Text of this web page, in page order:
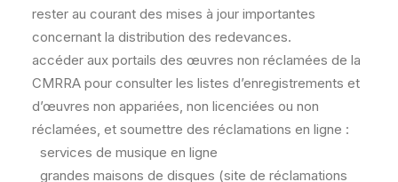
rester au courant des mises à jour importantes
concernant la distribution des redevances.
accéder aux portails des œuvres non réclamées de la
CMRRA pour consulter les listes d’enregistrements et
d’œuvres non appariées, non licenciées ou non
réclamées, et soumettre des réclamations en ligne :
services de musique en ligne
grandes maisons de disques (site de réclamations